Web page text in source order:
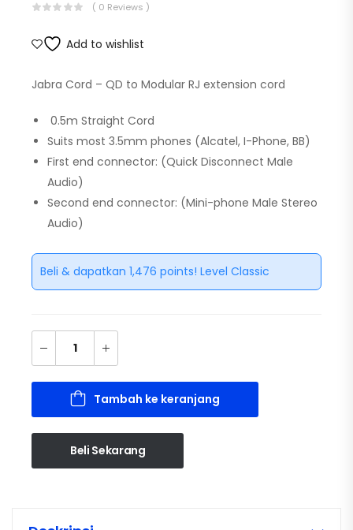
( 0 Reviews )
Add to wishlist
Jabra Cord – QD to Modular RJ extension cord
0.5m Straight Cord
Suits most 3.5mm phones (Alcatel, I-Phone, BB)
First end connector: (Quick Disconnect Male
Audio)
Second end connector: (Mini-phone Male Stereo
Audio)
Beli & dapatkan 1,476 points! Level Classic
Tambah ke keranjang
Beli Sekarang